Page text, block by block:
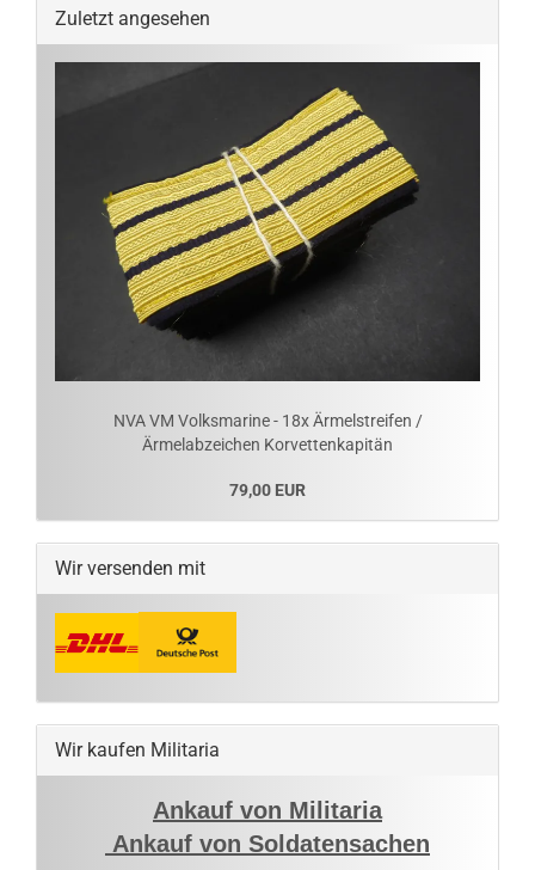
Zuletzt angesehen
NVA VM Volksmarine - 18x Ärmelstreifen /
Ärmelabzeichen Korvettenkapitän
79,00 EUR
Wir versenden mit
Wir kaufen Militaria
Ankauf von Militaria
Ankauf von Soldatensachen